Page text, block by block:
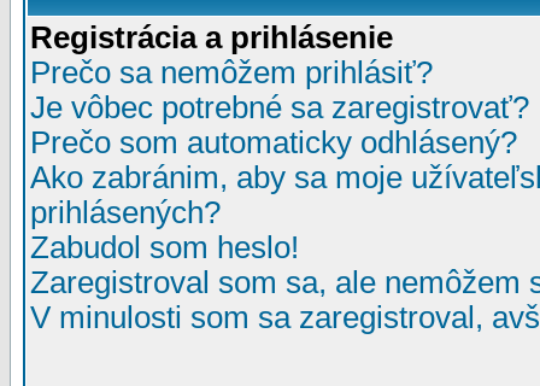
Registrácia a prihlásenie
Prečo sa nemôžem prihlásiť?
Je vôbec potrebné sa zaregistrovať?
Prečo som automaticky odhlásený?
Ako zabránim, aby sa moje
prihlásených?
Zabudol som heslo!
Zaregistroval som sa, ale nemôžem
V minulosti som sa zaregistroval,